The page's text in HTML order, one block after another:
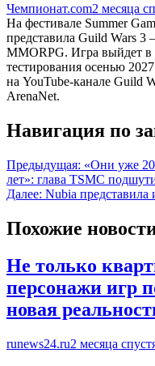
Чемпионат.com2 месяца
На фестивале Summer
представила Guild Wars
MMORPG. Игра выйдет в
тестирования осенью
на YouTube-канале Guild
ArenaNet.
Навигация по
Предыдущая: «Они уже 20
лет»: глава TSMC
Далее: Nubia
Похожие
Не только
персонажи игр
новая
runews24.ru2 месяца